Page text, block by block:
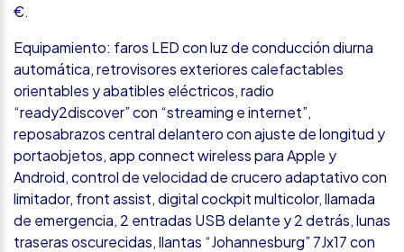
€.
Equipamiento: faros LED con luz de conducción diurna
automática, retrovisores exteriores calefactables
orientables y abatibles eléctricos, radio
“ready2discover” con “streaming e internet”,
reposabrazos central delantero con ajuste de longitud y
portaobjetos, app connect wireless para Apple y
Android, control de velocidad de crucero adaptativo con
limitador, front assist, digital cockpit multicolor, llamada
de emergencia, 2 entradas USB delante y 2 detrás, lunas
traseras oscurecidas, llantas “Johannesburg” 7Jx17 con